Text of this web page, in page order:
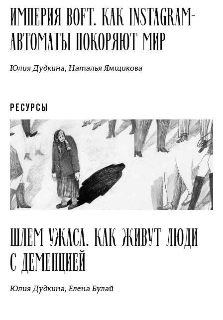
ИМПЕРИЯ BOFT. КАК INSTAGRAM-
АВТОМАТЫ ПОКОРЯЮТ МИР
Юлия Дудкина,Наталья Ямщикова
РЕСУРСЫ
ШЛЕМ УЖАСА. КАК ЖИВУТ ЛЮДИ
С ДЕМЕНЦИЕЙ
Юлия Дудкина,Елена Булай